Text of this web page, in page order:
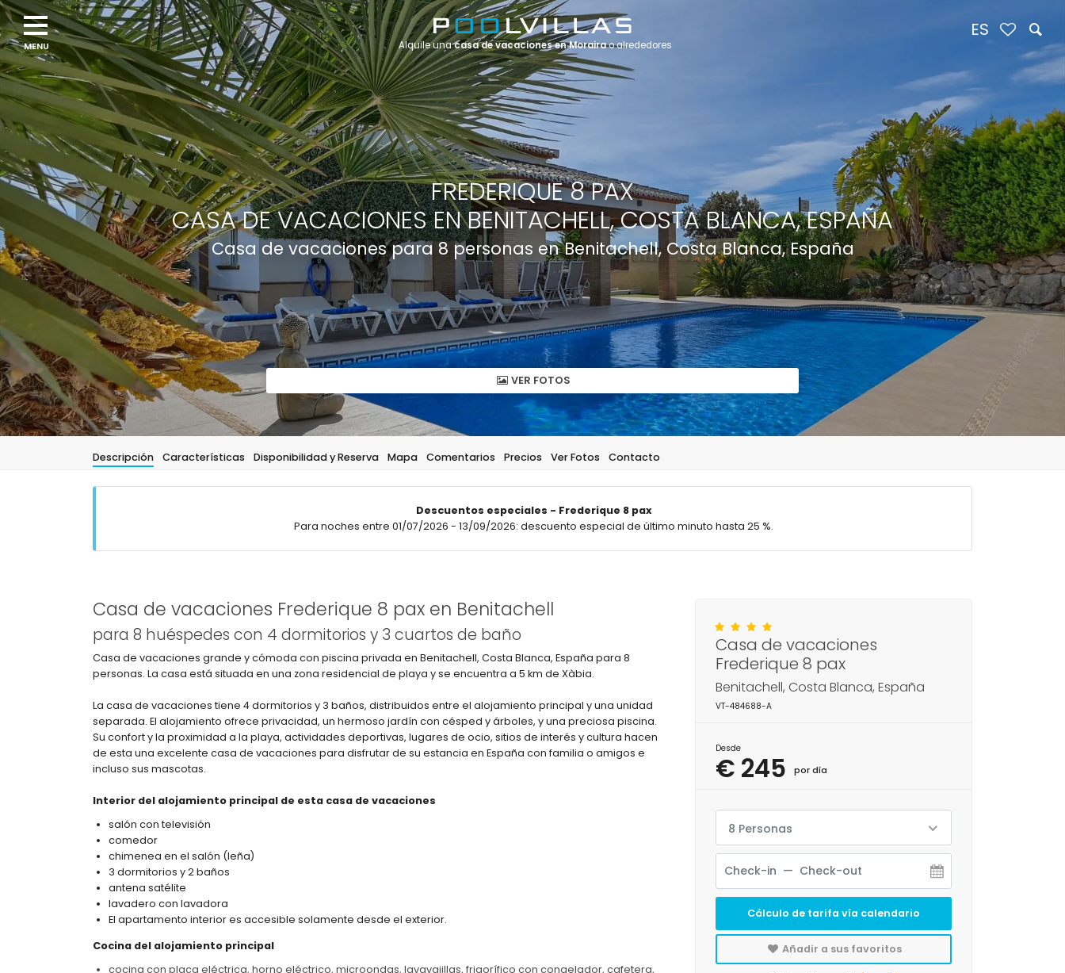
FREDERIQUE 8 PAX
CASA DE VACACIONES EN BENITACHELL, COSTA BLANCA, ESPAÑA
Casa de vacaciones para 8 personas en Benitachell, Costa Blanca, España
VER FOTOS
Descripción Características Disponibilidad y Reserva Mapa Comentarios Precios Ver Fotos Contacto
Descuentos especiales - Frederique 8 pax
Para noches entre 01/07/2026 - 13/09/2026: descuento especial de último minuto hasta 25 %.
Casa de vacaciones Frederique 8 pax en Benitachell
para 8 huéspedes con 4 dormitorios y 3 cuartos de baño
Casa de vacaciones grande y cómoda con piscina privada en Benitachell, Costa Blanca, España para 8
personas. La casa está situada en una zona residencial de playa y se encuentra a 5 km de Xàbia.
La casa de vacaciones tiene 4 dormitorios y 3 baños, distribuidos entre el alojamiento principal y una unidad
separada. El alojamiento ofrece privacidad, un hermoso jardín con césped y árboles, y una preciosa piscina.
Su confort y la proximidad a la playa, actividades deportivas, lugares de ocio, sitios de interés y cultura hacen
de esta una excelente casa de vacaciones para disfrutar de su estancia en España con familia o amigos e
incluso sus mascotas.
Interior del alojamiento principal de esta casa de vacaciones
salón con televisión
comedor
chimenea en el salón (leña)
3 dormitorios y 2 baños
antena satélite
lavadero con lavadora
El apartamento interior es accesible solamente desde el exterior.
Cocina del alojamiento principal
cocina con placa eléctrica, horno eléctrico, microondas, lavavajillas, frigorífico con congelador, cafetera,
Casa de vacaciones
Frederique 8 pax
Benitachell, Costa Blanca, España
VT-484688-A
Desde
€ 245 por día
8 Personas
Cálculo de tarifa vía calendario
Añadir a sus favoritos
Alquile unacasa de vacaciones en Morairao alrededores
ES